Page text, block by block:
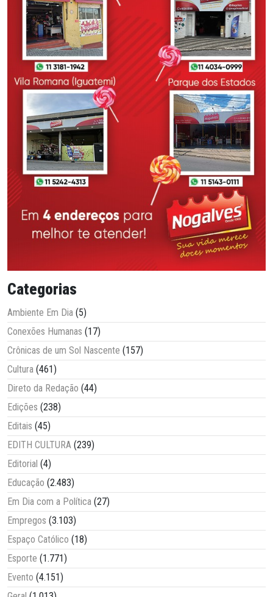
Categorias
Ambiente Em Dia (5)
Conexões Humanas (17)
Crônicas de um Sol Nascente (157)
Cultura (461)
Direto da Redação (44)
Edições (238)
Editais (45)
EDITH CULTURA (239)
Editorial (4)
Educação (2.483)
Em Dia com a Política (27)
Empregos (3.103)
Espaço Católico (18)
Esporte (1.771)
Evento (4.151)